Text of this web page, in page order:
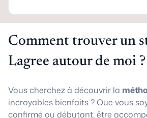
Comment trouver un
Lagree autour de moi ?
Vous cherchez à découvrir la
incroyables bienfaits ? Que vous
confirmé ou débutant, être